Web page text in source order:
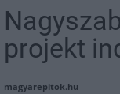
projekt
magyarepitok.hu